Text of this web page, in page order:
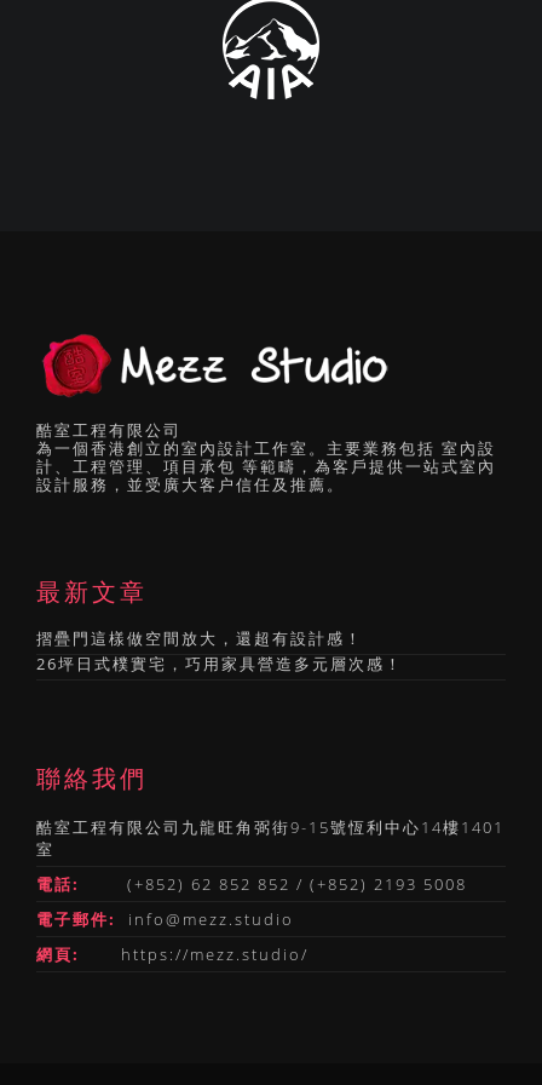
酷室工程有限公司
為一個香港創立的室內設計工作室。主要業務包括 室內設
計、工程管理、項目承包 等範疇，為客戶提供一站式室內
設計服務，並受廣大客户信任及推薦。
最新文章
摺疊門這樣做空間放大，還超有設計感！
26坪日式樸實宅，巧用家具營造多元層次感！
聯絡我們
酷室工程有限公司九龍旺角弼街9-15號恆利中心14樓1401
室
電話:
(+852) 62 852 852 / (+852) 2193 5008
電子郵件:
info@mezz.studio
網頁:
https://mezz.studio/